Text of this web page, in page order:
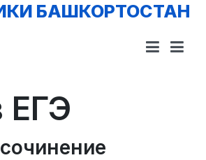
БАШКОРТОСТАН
ЕГЭ